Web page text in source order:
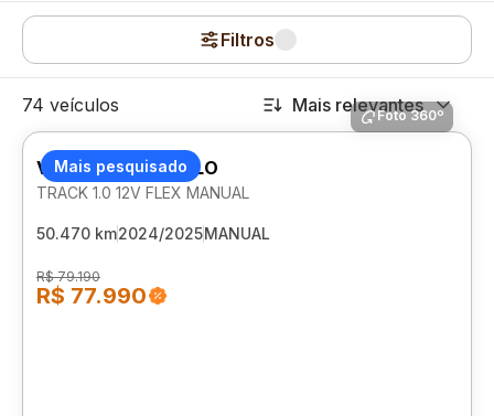
Filtros
74 veículos Mais relevantes
Mais pesquisado
Foto 360º
VOLKSWAGEN POLO
TRACK 1.0 12V FLEX MANUAL
50.470 km2024/2025MANUAL
R$ 79.190
R$ 77.990